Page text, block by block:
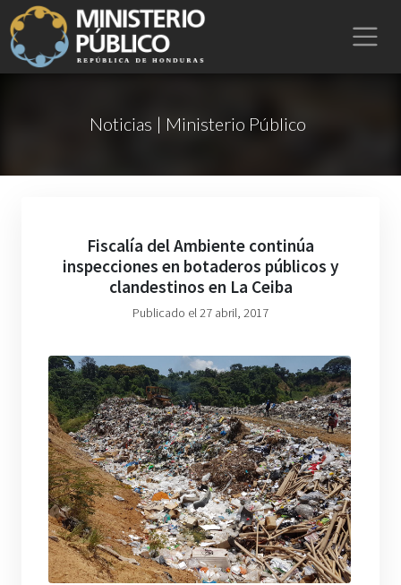
Noticias | Ministerio Público
Fiscalía del Ambiente continúa
inspecciones en botaderos públicos y
clandestinos en La Ceiba
Publicado el 27 abril, 2017